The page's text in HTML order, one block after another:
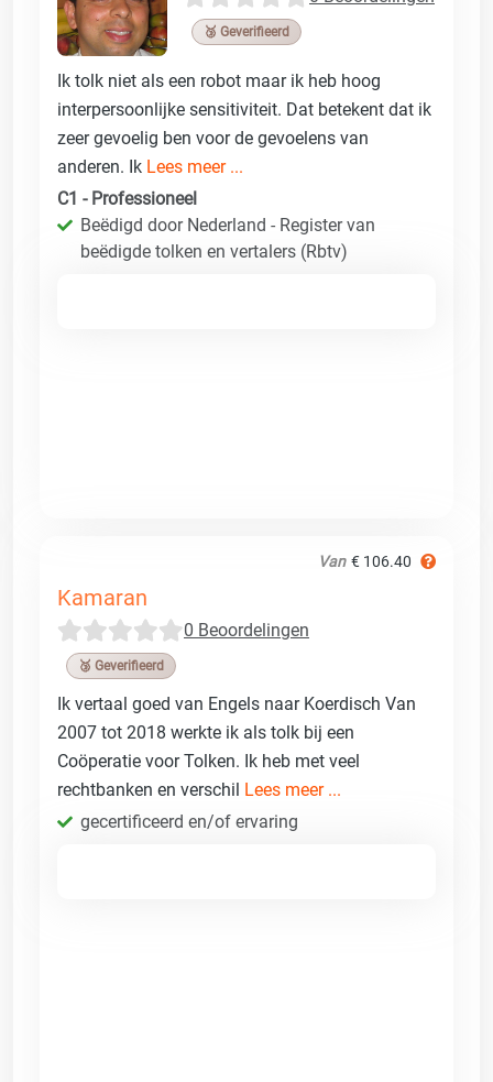
🥉 Geverifieerd
Ik tolk niet als een robot maar ik heb hoog
interpersoonlijke sensitiviteit. Dat betekent dat ik
zeer gevoelig ben voor de gevoelens van
anderen. Ik Lees meer ...
C1 - Professioneel
Beëdigd door Nederland - Register van
beëdigde tolken en vertalers (Rbtv)
Van € 106.40
Kamaran
0 Beoordelingen
🥉 Geverifieerd
Ik vertaal goed van Engels naar Koerdisch Van
2007 tot 2018 werkte ik als tolk bij een
Coöperatie voor Tolken. Ik heb met veel
rechtbanken en verschil Lees meer ...
gecertificeerd en/of ervaring